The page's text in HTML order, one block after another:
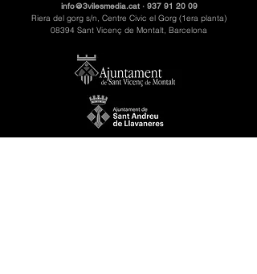
info@3vilesmedia.cat· 937 91 20 09
Riera del gorg s/n, Centre Civic el Gorg (1era planta)
08394 Sant Vicenç de Montalt, Barcelona